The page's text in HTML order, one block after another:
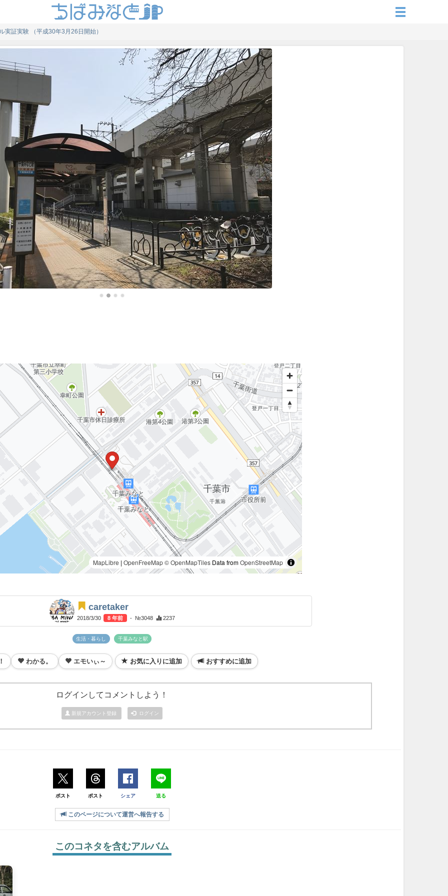
実証実験 （平成30年3月26日開始）
MapLibre | OpenFreeMap© OpenMapTiles Data fromOpenStreetMap
caretaker
2018/3/30 8 年前 - №3048 2237
生活・暮らし 千葉みなと駅
わかる。 エモいぃ～ お気に入りに追加 おすすめに追加
ログインしてコメントしよう！
新規アカウント登録 ログイン
ポスト ポスト シェア 送る
このページについて運営へ報告する
このコネタを含むアルバム